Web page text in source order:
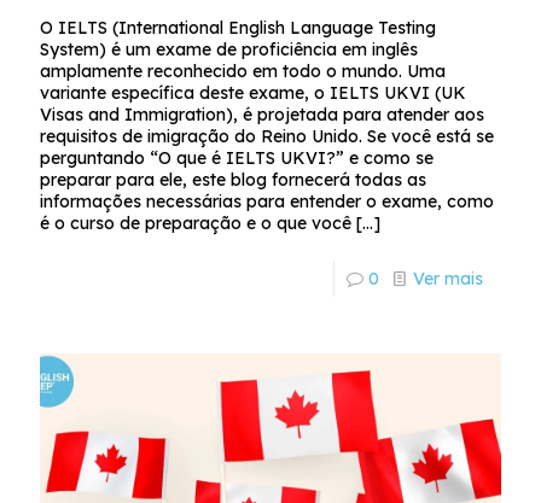
O IELTS (International English Language Testing
System) é um exame de proficiência em inglês
amplamente reconhecido em todo o mundo. Uma
variante específica deste exame, o IELTS UKVI (UK
Visas and Immigration), é projetada para atender aos
requisitos de imigração do Reino Unido. Se você está se
perguntando “O que é IELTS UKVI?” e como se
preparar para ele, este blog fornecerá todas as
informações necessárias para entender o exame, como
é o curso de preparação e o que você […]
0 Ver mais